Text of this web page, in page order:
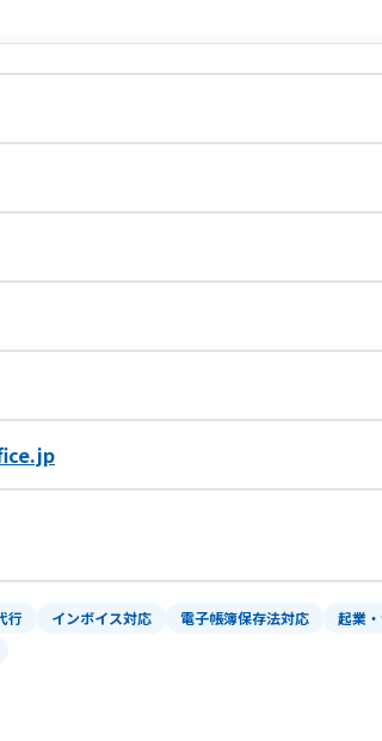
行 インボイス対応 電子帳簿保存法対応 起業